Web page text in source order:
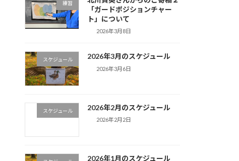
練習
「ガードポジションチャー
ト」について
2026年3月8日
スケジュール 2026年3月のスケジュール
2026年3月6日
スケジュール 2026年2月のスケジュール
2026年2月2日
2026年1月のスケジュール